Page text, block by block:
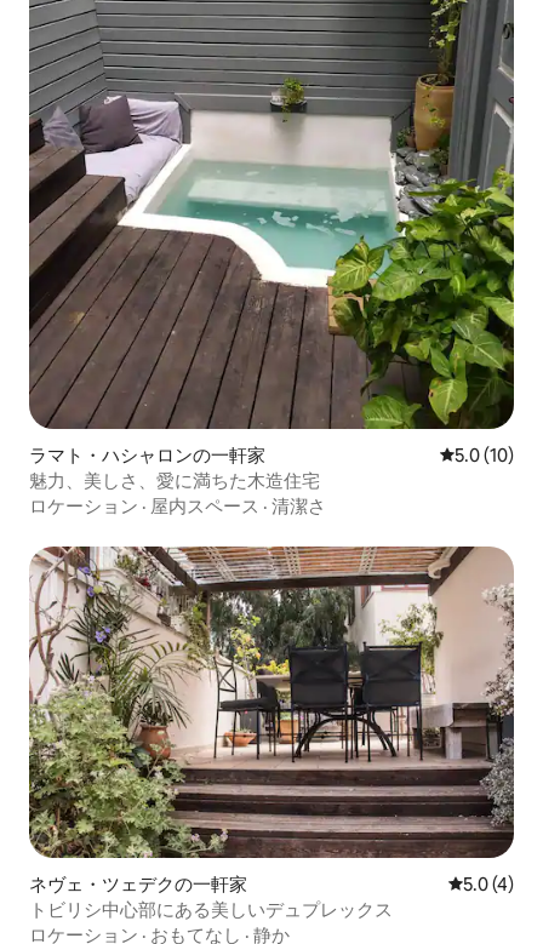
ラマト・ハシャロンの一軒家 レビュー10
5.0 (10)
魅力、美しさ、愛に満ちた木造住宅
ロケーション · 屋内スペース · 清潔さ
ネヴェ・ツェデクの一軒家 レビュー4
5.0 (4)
トビリシ中心部にある美しいデュプレックス
ロケーション · おもてなし · 静か